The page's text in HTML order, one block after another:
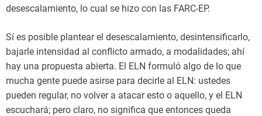
desescalamiento, lo cual se hizo con las FARC-EP.
Sí es posible plantear el desescalamiento, desintensificarlo,
bajarle intensidad al conflicto armado, a modalidades; ahí
hay una propuesta abierta. El ELN formuló algo de lo que
mucha gente puede asirse para decirle al ELN: ustedes
pueden regular, no volver a atacar esto o aquello, y el ELN
escuchará; pero claro, no significa que entonces queda